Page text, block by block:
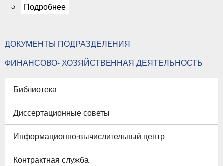
Подробнее
ДОКУМЕНТЫ ПОДРАЗДЕЛЕНИЯ
ФИНАНСОВО- ХОЗЯЙСТВЕННАЯ ДЕЯТЕЛЬНОСТЬ
Библиотека
Диссертационные советы
Информационно-вычислительный центр
Контрактная служба